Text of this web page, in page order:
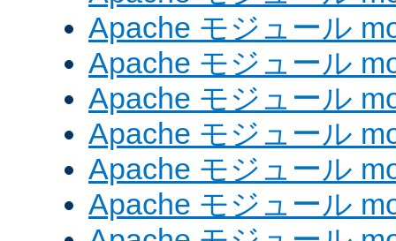
Apache モジュール
Apache モジュール
Apache モジュール
Apache モジュール
Apache モジュール
Apache モジュール